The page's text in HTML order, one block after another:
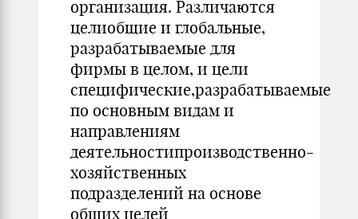
организация. Различаются
целиобщие и глобальные,
разрабатываемые для
фирмы в целом, и цели
специфические,разрабатываемые
по основным видам и
направлениям
деятельностипроизводственно-
хозяйственных
подразделений на основе
общих целей